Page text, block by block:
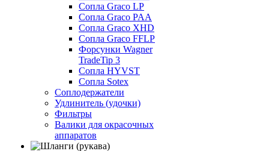
Сопла Graco LP
Сопла Graco PAA
Сопла Graco XHD
Сопла Graco FFLP
Форсунки Wagner
TradeTip 3
Сопла HYVST
Сопла Sotex
Соплодержатели
Удлинитель (удочки)
Фильтры
Валики для окрасочных
аппаратов